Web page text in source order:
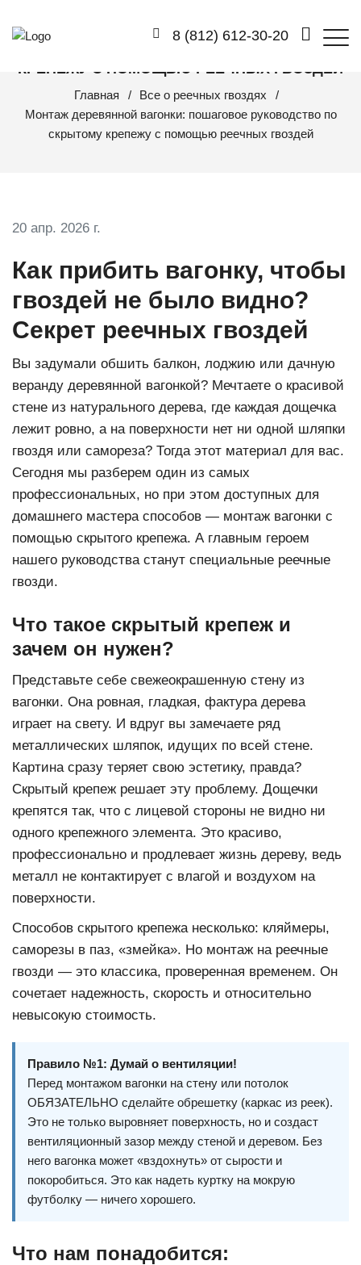
Whatsapp
8 (812) 612-30-20
МОНТАЖ ДЕРЕВЯННОЙ ВАГОНКИ:
ПОШАГОВОЕ РУКОВОДСТВО ПО СКРЫТОМУ
КРЕПЕЖУ С ПОМОЩЬЮ РЕЕЧНЫХ ГВОЗДЕЙ
Главная
Все о реечных гвоздях
Монтаж деревянной вагонки: пошаговое руководство по
скрытому крепежу с помощью реечных гвоздей
20 апр. 2026 г.
Как прибить вагонку, чтобы
гвоздей не было видно?
Секрет реечных гвоздей
Вы задумали обшить балкон, лоджию или дачную
веранду деревянной вагонкой? Мечтаете о красивой
стене из натурального дерева, где каждая дощечка
лежит ровно, а на поверхности нет ни одной шляпки
гвоздя или самореза? Тогда этот материал для вас.
Сегодня мы разберем один из самых
профессиональных, но при этом доступных для
домашнего мастера способов — монтаж вагонки с
помощью скрытого крепежа. А главным героем
нашего руководства станут специальные реечные
гвозди.
Что такое скрытый крепеж и
зачем он нужен?
Представьте себе свежеокрашенную стену из
вагонки. Она ровная, гладкая, фактура дерева
играет на свету. И вдруг вы замечаете ряд
металлических шляпок, идущих по всей стене.
Картина сразу теряет свою эстетику, правда?
Скрытый крепеж решает эту проблему. Дощечки
крепятся так, что с лицевой стороны не видно ни
одного крепежного элемента. Это красиво,
профессионально и продлевает жизнь дереву, ведь
металл не контактирует с влагой и воздухом на
поверхности.
Способов скрытого крепежа несколько: кляймеры,
саморезы в паз, «змейка». Но монтаж на реечные
гвозди — это классика, проверенная временем. Он
сочетает надежность, скорость и относительно
невысокую стоимость.
Правило №1: Думай о вентиляции!
Перед монтажом вагонки на стену или потолок
ОБЯЗАТЕЛЬНО сделайте обрешетку (каркас из реек).
Это не только выровняет поверхность, но и создаст
вентиляционный зазор между стеной и деревом. Без
него вагонка может «вздохнуть» от сырости и
покоробиться. Это как надеть куртку на мокрую
футболку — ничего хорошего.
Что нам понадобится: